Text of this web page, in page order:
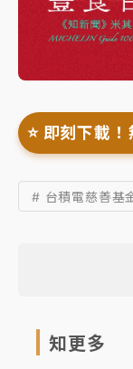
⭐️ 即刻下載
# 台積電慈善基
知更多